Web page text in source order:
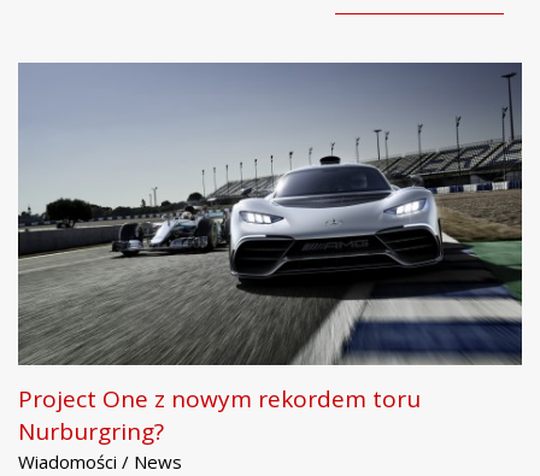
Project One z nowym rekordem toru
Nurburgring?
Wiadomości / News